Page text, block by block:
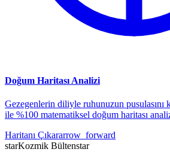
Doğum Haritası Analizi
Gezegenlerin diliyle ruhunuzun pusulasını
ile %100 matematiksel doğum haritası
Haritanı Çıkararrow_forward
starKozmik Bültenstar